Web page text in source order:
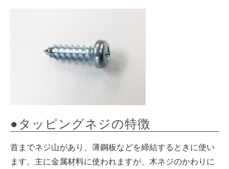
●タッピングネジの特徴
首までネジ山があり、薄鋼板などを締結するときに使い
ます。主に金属材料に使われますが、木ネジのかわりに